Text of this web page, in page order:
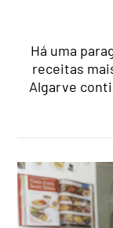
Há uma
receitas
Algarve